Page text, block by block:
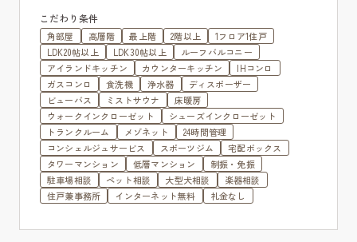
こだわり条件
角部屋 高層階 最上階 2階以上
1フロア1住戸
LDK20帖以上
LDK30帖以上
ルーフバルコニー
アイランドキッチン
カウンターキッチン
IHコンロ
ガスコンロ
食洗機 浄水器
ディスポーザー
ビューバス
ミストサウナ
床暖房
ウォークインクローゼット
シューズインクローゼット
トランクルーム
メゾネット
24時間管理
コンシェルジュサービス
スポーツジム
宅配ボックス
タワーマンション
低層マンション
制振・免振
駐車場相談
ペット相談 大型犬相談
楽器相談
住戸兼事務所
インターネット無料 礼金なし